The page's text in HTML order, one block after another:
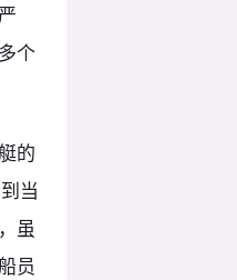
个
的
当
虽
员